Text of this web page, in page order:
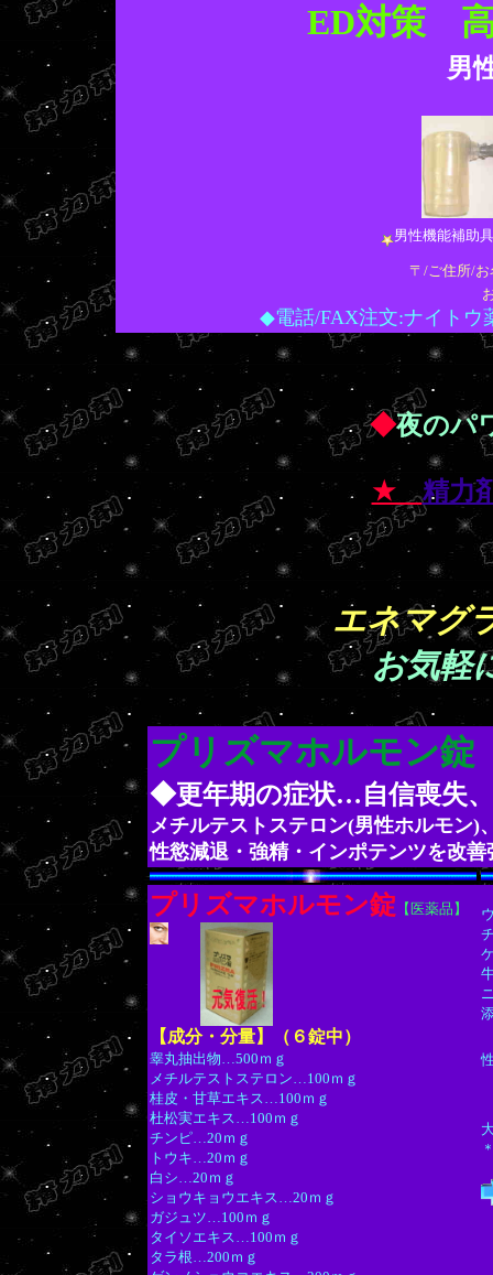
ED対策
男
男性機能補助
〒/ご住所/
◆電話/FAX注文:ナイトウ
◆夜のパ
★精力
エネマグ
お気軽
プリズマホルモン錠
◆更年期の症状…自信喪失
メチルテストステロン(男性ホルモン)
性慾減退・強精・インポテンツを改
プリズマホルモン錠 【医薬品】
【成分・分量】（６錠中）
睾丸抽出物…500ｍｇ
メチルテストステロン…100ｍｇ
桂皮・甘草エキス…100ｍｇ
杜松実エキス…100ｍｇ
チンピ…20ｍｇ
トウキ…20ｍｇ
白シ…20ｍｇ
ショウキョウエキス…20ｍｇ
ガジュツ…100ｍｇ
タイソエキス…100ｍｇ
タラ根…200ｍｇ